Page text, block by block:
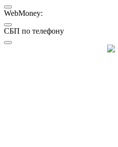
WebMoney:
СБП по телефону